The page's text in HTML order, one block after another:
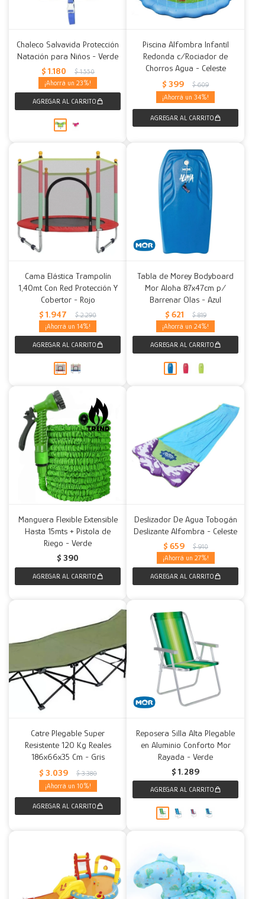
Chaleco Salvavida Protección
Natación para Niños - Verde
$ 1.180 $ 1.550
23
Piscina Alfombra Infantil
Redonda c/Rociador de
Chorros Agua - Celeste
$ 399 $ 609
34
Cama Elástica Trampolín
1,40mt Con Red Protección Y
Cobertor - Rojo
$ 1.947 $ 2.290
14
Tabla de Morey Bodyboard
Mor Aloha 87x47cm p/
Barrenar Olas - Azul
$ 621 $ 819
24
Manguera Flexible Extensible
Hasta 15mts + Pistola de
Riego - Verde
$ 390
Deslizador De Agua Tobogán
Deslizante Alfombra - Celeste
$ 659 $ 910
27
Catre Plegable Super
Resistente 120 Kg Reales
186x66x35 Cm - Gris
$ 3.039 $ 3.380
10
Reposera Silla Alta Plegable
en Aluminio Conforto Mor
Rayada - Verde
$ 1.289